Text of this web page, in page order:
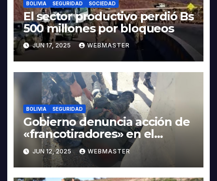
BOLIVIA SEGURIDAD SOCIEDAD
El sector productivo perdió Bs
500 millones por bloqueos
JUN 17, 2025 WEBMASTER
BOLIVIA SEGURIDAD
Gobierno denuncia acción de
«francotiradores» en el
asesinato de policías
JUN 12, 2025 WEBMASTER